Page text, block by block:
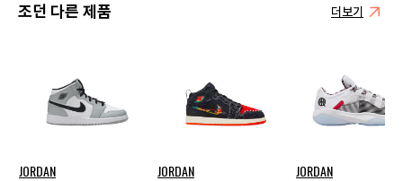
조던 다른 제품 더보기
JORDAN JORDAN JORDAN